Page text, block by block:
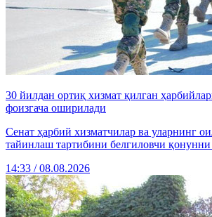
30 йилдан ортиқ хизмат қилган
фоизгача оширилади
Сенат ҳарбий хизматчилар ва уларнинг
тайинлаш тартибини белгиловчи қонунни
14:33 / 08.08.2026